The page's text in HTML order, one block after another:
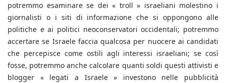
potremmo esaminare se dei « troll » israeliani molestino i
giornalisti o i siti di informazione che si oppongono alle
politiche e ai politici neoconservatori occidentali; potremmo
accertare se Israele faccia qualcosa per nuocere ai candidati
che percepisce come ostili agli interessi israeliani; se così
fosse, potremmo anche calcolare quanti soldi questi attivisti e
blogger « legati a Israele » investono nelle pubblicità